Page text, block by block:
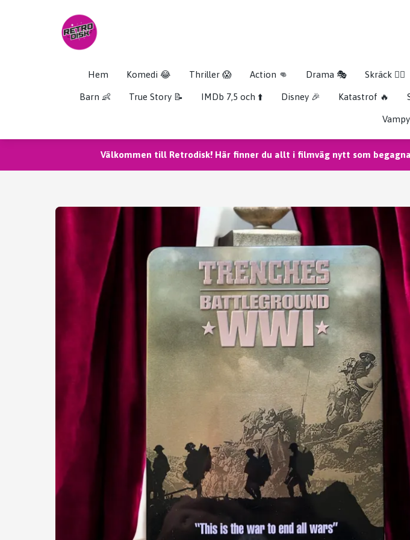
Hem Komedi 😂 Thriller 😱 Action 👊 Drama 🎭 Skräck 🧟‍♂️
Barn 👶 True Story 📝 IMDb 7,5 och ⬆️ Disney 🎉 Katastrof 🔥
Välkommen till Retrodisk! Här finner du allt i filmväg nytt som